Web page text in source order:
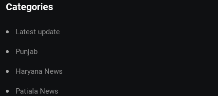
Categories
Latest update
Punjab
Haryana News
Patiala News